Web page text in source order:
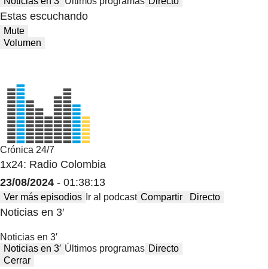
Estas escuchando
Mute
Volumen
Crónica 24/7
1x24: Radio Colombia
23/08/2024 - 01:38:13
Ver más episodios Ir al podcast Compartir Directo
Noticias en 3′
Noticias en 3′
Noticias en 3′ Últimos programas Directo
Cerrar